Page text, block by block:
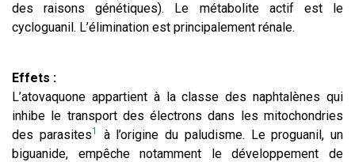
des raisons génétiques). Le métabolite actif est le
cycloguanil. L’élimination est principalement rénale.
Effets :
L’atovaquone appartient à la classe des naphtalènes qui
inhibe le transport des électrons dans les mitochondries
des parasites1
à l’origine du paludisme. Le proguanil, un
biguanide, empêche notamment le développement de